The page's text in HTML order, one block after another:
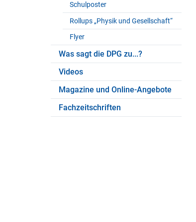
Schulposter
Rollups „Physik und Gesellschaft“
Flyer
Was sagt die DPG zu...?
Videos
Magazine und Online-Angebote
Fachzeitschriften